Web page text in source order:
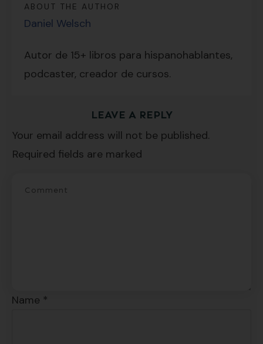
Lecciones por email...
¡GRATIS!
gratuitas por semana, además de la guía
"7 errores comunes al hablar inglés (y
cómo evitarlos)".
ABOUT THE AUTHOR
Daniel Welsch
Autor de 15+ libros para hispanohablantes,
podcaster, creador de cursos.
LEAVE A REPLY
Your email address will not be published.
Required fields are marked
Name *